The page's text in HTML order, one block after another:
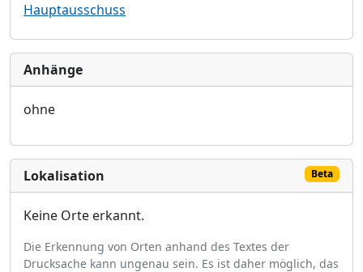
Hauptausschuss
Anhänge
ohne
Lokalisation Beta
Keine Orte erkannt.
Die Erkennung von Orten anhand des Textes der
Drucksache kann ungenau sein. Es ist daher möglich, das